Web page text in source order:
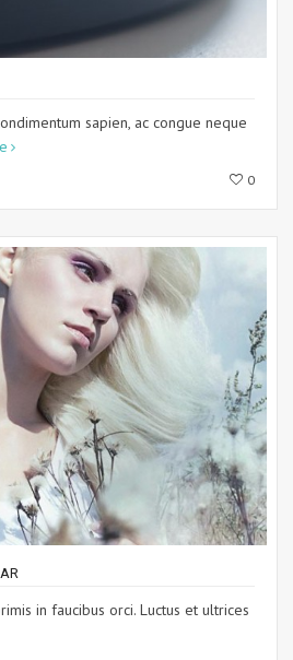
sapien, ac congue neque
0
in faucibus orci. Luctus et ultrices